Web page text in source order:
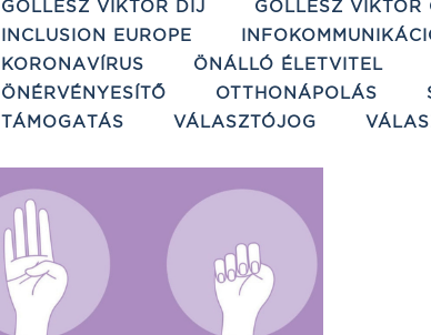
GÖLLESZ VIKTOR DÍJ
GÖLLESZ VIKTOR
INCLUSION EUROPE
KORONAVÍRUS
ÖNÁLLÓ ÉLETVITEL
ÖNÉRVÉNYESÍTŐ
OTTHONÁPOLÁS
TÁMOGATÁS
VÁLASZTÓJOG